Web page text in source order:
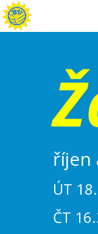
říjen
ÚT
ČT